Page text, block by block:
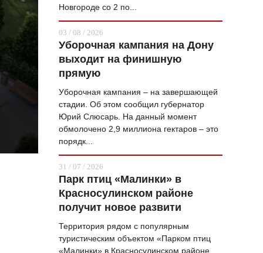
КУЛЬТ ЕДЫ
ЖУРНАЛ
Новгороде со 2 по...
03 / 08 / 2026
Уборочная кампания на Дону
выходит на финишную
прямую
Уборочная кампания – на завершающей
стадии. Об этом сообщил губернатор
Юрий Слюсарь. На данный момент
обмолочено 2,9 миллиона гектаров – это
порядк...
31 / 07 / 2026
Парк птиц «Малинки» в
Красносулинском районе
получит новое развити
Территория рядом с популярным
туристическим объектом «Парком птиц
«Малинки» в Красносулинском районе